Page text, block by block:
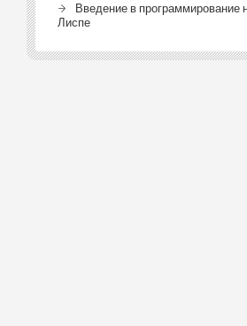
Введение в программирование
Лиспе